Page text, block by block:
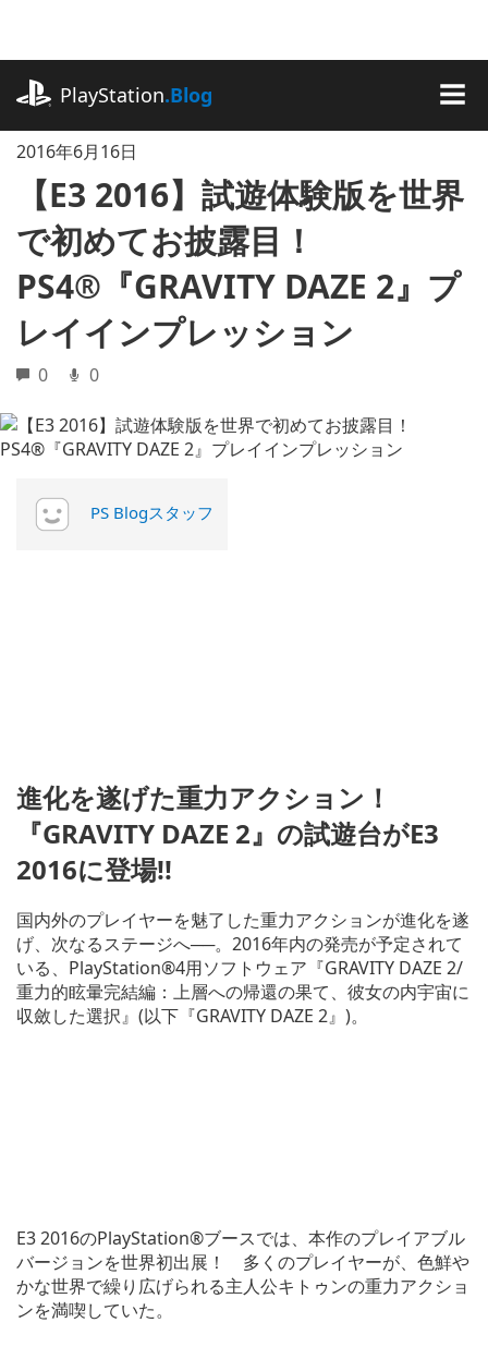
に
キ
ッ
プ
PlayStation.Blog
2016年6月16日
【E3 2016】試遊体験版を世界
で初めてお披露目！
PS4®『GRAVITY DAZE 2』プ
レイインプレッション
0 0
PS Blogスタッフ
進化を遂げた重力アクション！
『GRAVITY DAZE 2』の試遊台がE3
2016に登場!!
国内外のプレイヤーを魅了した重力アクションが進化を遂
げ、次なるステージへ──。2016年内の発売が予定されて
いる、PlayStation®4用ソフトウェア『GRAVITY DAZE 2/
重力的眩暈完結編：上層への帰還の果て、彼女の内宇宙に
収斂した選択』(以下『GRAVITY DAZE 2』)。
E3 2016のPlayStation®ブースでは、本作のプレイアブル
バージョンを世界初出展！ 多くのプレイヤーが、色鮮や
かな世界で繰り広げられる主人公キトゥンの重力アクショ
ンを満喫していた。